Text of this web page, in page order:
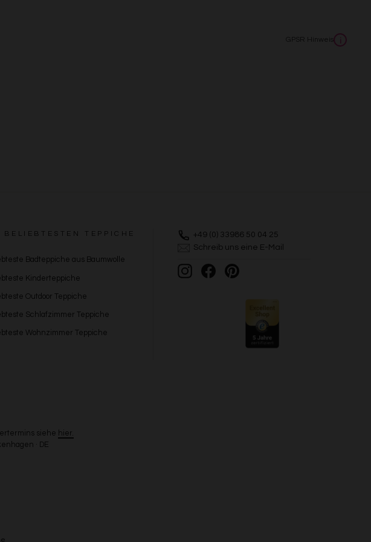
GPSR Hinweis i
BELIEBTESTEN TEPPICHE
Badteppiche aus Baumwolle
Kinderteppiche
Outdoor Teppiche
Schlafzimmer Teppiche
Wohnzimmer Teppiche
+49 (0) 33986 50 04 25
Schreib uns eine E-Mail
Instagram
FacebookPinterest
siehe hier.
· DE